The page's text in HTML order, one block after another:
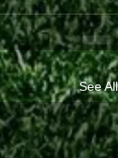
See All